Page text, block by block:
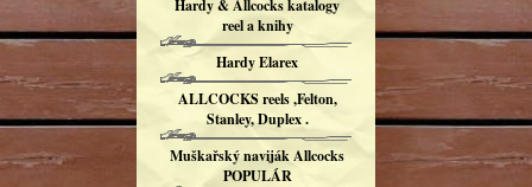
Hardy & Allcocks katalogy
reel a knihy
Hardy Elarex
ALLCOCKS reels ,Felton,
Stanley, Duplex .
Muškařský naviják Allcocks
POPULÁR